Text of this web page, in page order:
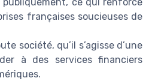
ce qui renforce
françaises soucieuses de
société, qu’il s’agisse d’une
à des services financiers